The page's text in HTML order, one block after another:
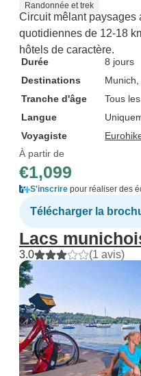
Randonnée et trek
Circuit mêlant paysages
quotidiennes de 12-18
hôtels de caractère.
Durée
8 jours
Destinations
Munich
Tranche d'âge
Tous
Langue
Voyagiste
À partir de
€1,099
S'inscrire pour réaliser des
Télécharger la
Lacs
3.0 (1 avis)